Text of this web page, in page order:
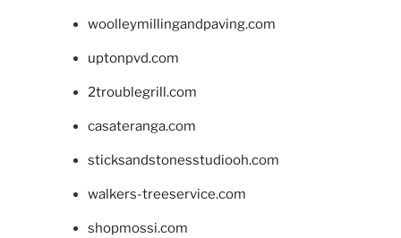
woolleymillingandpaving.com
uptonpvd.com
2troublegrill.com
casateranga.com
sticksandstonesstudiooh.com
walkers-treeservice.com
shopmossi.com